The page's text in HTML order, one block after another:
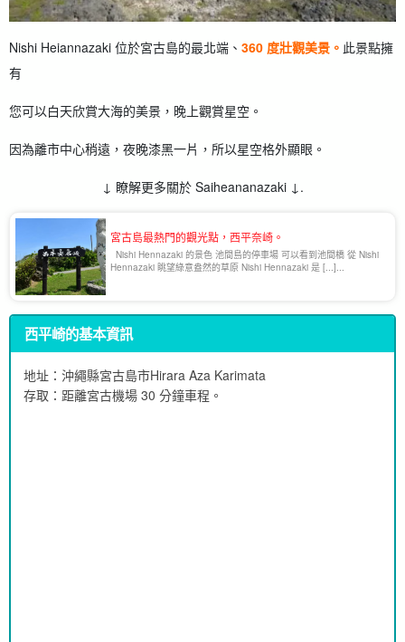
Nishi Heiannazaki 位於宮古島的最北端、 360 度壯觀美景。 此景點擁
有
您可以白天欣賞大海的美景，晚上觀賞星空。
因為離市中心稍遠，夜晚漆黑一片，所以星空格外顯眼。
↓ 瞭解更多關於 Saiheananazaki ↓.
宮古島最熱門的觀光點，西平奈崎。
Nishi Hennazaki 的景色 池間島的停車場 可以看到池間橋 從 Nishi
Hennazaki 眺望綠意盎然的草原 Nishi Hennazaki 是 [...]...
西平崎的基本資訊
地址：沖繩縣宮古島市Hirara Aza Karimata
存取： 距離宮古機場 30 分鐘車程。